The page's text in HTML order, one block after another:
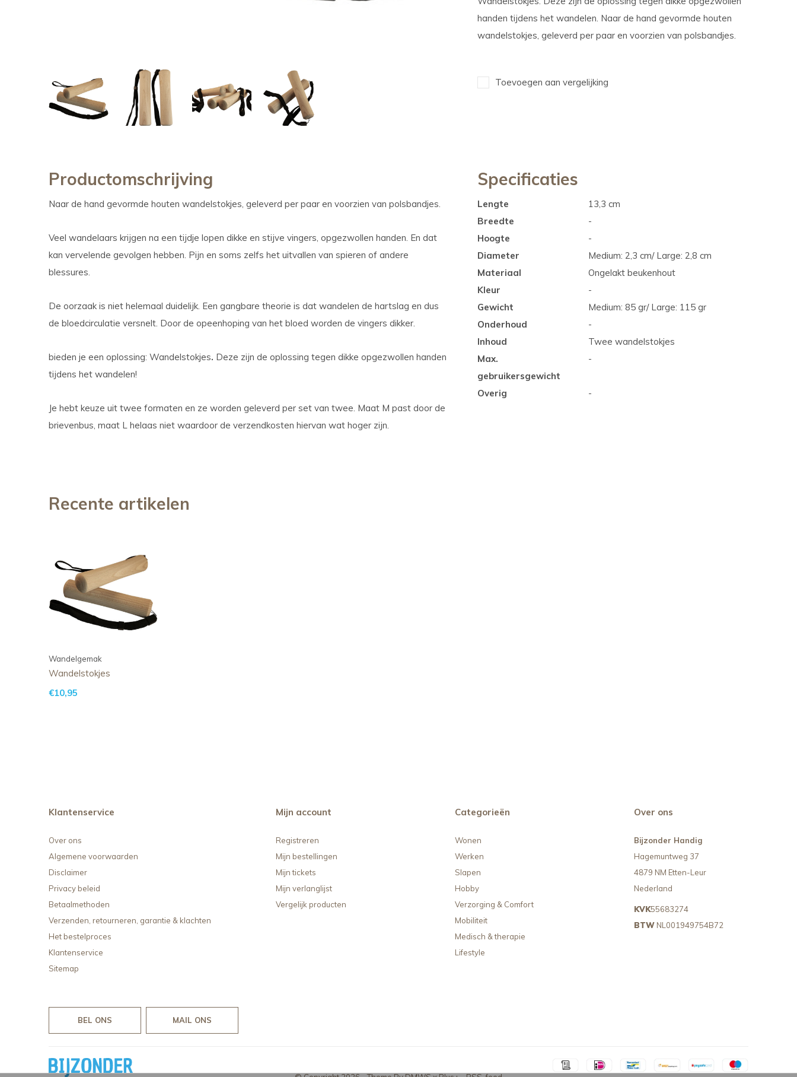
handen tijdens het wandelen. Naar de hand gevormde houten
wandelstokjes, geleverd per paar en voorzien van polsbandjes.
Toevoegen aan vergelijking
Productomschrijving
Naar de hand gevormde houten wandelstokjes, geleverd per paar en voorzien van polsbandjes.
Veel wandelaars krijgen na een tijdje lopen dikke en stijve vingers, opgezwollen handen. En dat
kan vervelende gevolgen hebben. Pijn en soms zelfs het uitvallen van spieren of andere
blessures.
De oorzaak is niet helemaal duidelijk. Een gangbare theorie is dat wandelen de hartslag en dus
de bloedcirculatie versnelt. Door de opeenhoping van het bloed worden de vingers dikker.
bieden je een oplossing: Wandelstokjes. Deze zijn de oplossing tegen dikke opgezwollen handen
tijdens het wandelen!
Je hebt keuze uit twee formaten en ze worden geleverd per set van twee. Maat M past door de
brievenbus, maat L helaas niet waardoor de verzendkosten hiervan wat hoger zijn.
Specificaties
Lengte
13,3 cm
Breedte
-
Hoogte
-
Diameter
Medium: 2,3 cm/ Large: 2,8 cm
Materiaal
Ongelakt beukenhout
Kleur
-
Gewicht
Medium: 85 gr/ Large: 115 gr
Onderhoud
-
Inhoud
Twee wandelstokjes
Max.
gebruikersgewicht
-
Overig -
Recente artikelen
Wandelgemak
Wandelstokjes
€10,95
Klantenservice
Over ons
Algemene voorwaarden
Disclaimer
Privacy beleid
Betaalmethoden
Verzenden, retourneren, garantie & klachten
Het bestelproces
Klantenservice
Sitemap
Mijn account
Registreren
Mijn bestellingen
Mijn tickets
Mijn verlanglijst
Vergelijk producten
Categorieën
Wonen
Werken
Slapen
Hobby
Verzorging & Comfort
Mobiliteit
Medisch & therapie
Lifestyle
Over ons
Bijzonder Handig
Hagemuntweg 37
4879 NM Etten-Leur
Nederland
KVK55683274
BTW NL001949754B72
BEL ONS MAIL ONS